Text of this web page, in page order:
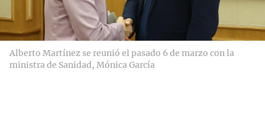
Alberto Martínez se reunió el pasado 6 de marzo con la
ministra de Sanidad, Mónica García